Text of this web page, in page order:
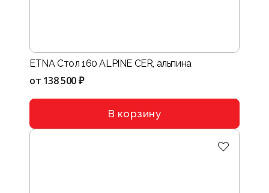
ETNA Стол 160 ALPINE CER, альпина
от 138 500 ₽
В корзину